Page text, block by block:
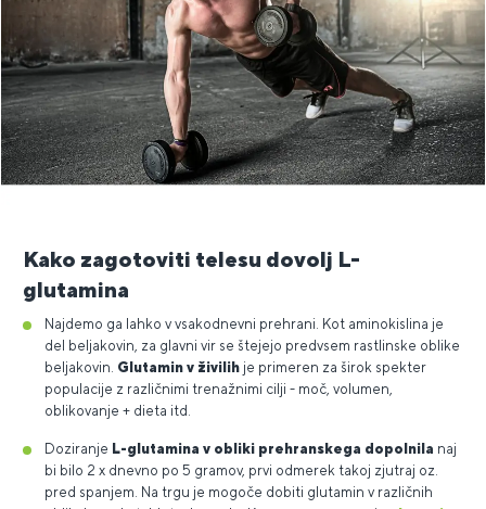
Kako zagotoviti telesu dovolj L-
glutamina
Najdemo ga lahko v vsakodnevni prehrani. Kot aminokislina je
del beljakovin, za glavni vir se štejejo predvsem rastlinske oblike
beljakovin. Glutamin v živilih je primeren za širok spekter
populacije z različnimi trenažnimi cilji - moč, volumen,
oblikovanje + dieta itd.
Doziranje L-glutamina v obliki prehranskega dopolnila naj
bi bilo 2 x dnevno po 5 gramov, prvi odmerek takoj zjutraj oz.
pred spanjem. Na trgu je mogoče dobiti glutamin v različnih